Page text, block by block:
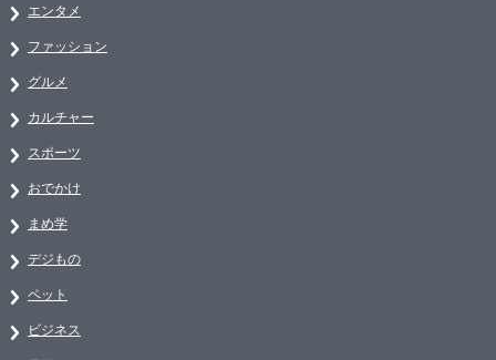
エンタメ
ファッション
グルメ
カルチャー
スポーツ
おでかけ
まめ学
デジもの
ペット
ビジネス